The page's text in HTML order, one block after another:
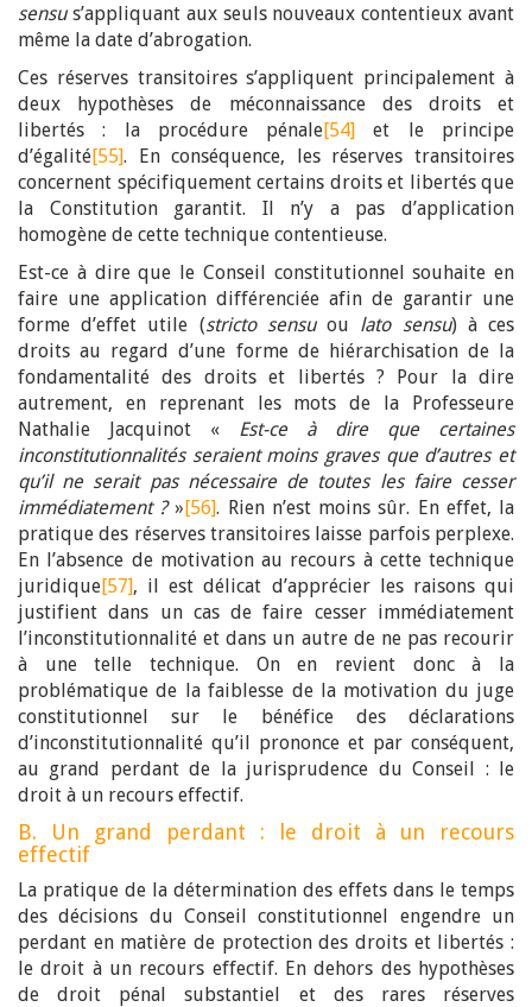
sensus’appliquant aux seuls nouveaux contentieux avant
même la date d’abrogation.
Ces réserves transitoires s’appliquent principalement à
deux hypothèses de méconnaissance des droits et
libertés : la procédure pénale[54] et le principe
d’égalité[55]. En conséquence, les réserves transitoires
concernent spécifiquement certains droits et libertés que
la Constitution garantit. Il n’y a pas d’application
homogène de cette technique contentieuse.
Est-ce à dire que le Conseil constitutionnel souhaite en
faire une application différenciée afin de garantir une
forme d’effet utile (stricto sensuou lato sensu) à ces
droits au regard d’une forme de hiérarchisation de la
fondamentalité des droits et libertés ? Pour la dire
autrement, en reprenant les mots de la Professeure
Nathalie Jacquinot « Est-ce à dire que certaines
inconstitutionnalités seraient moins graves que d’autres et
qu’il ne serait pas nécessaire de toutes les faire cesser
immédiatement ?»[56]. Rien n’est moins sûr. En effet, la
pratique des réserves transitoires laisse parfois perplexe.
En l’absence de motivation au recours à cette technique
juridique[57], il est délicat d’apprécier les raisons qui
justifient dans un cas de faire cesser immédiatement
l’inconstitutionnalité et dans un autre de ne pas recourir
à une telle technique. On en revient donc à la
problématique de la faiblesse de la motivation du juge
constitutionnel sur le bénéfice des déclarations
d’inconstitutionnalité qu’il prononce et par conséquent,
au grand perdant de la jurisprudence du Conseil : le
droit à un recours effectif.
B. Un grand perdant : le droit à un recours
effectif
La pratique de la détermination des effets dans le temps
des décisions du Conseil constitutionnel engendre un
perdant en matière de protection des droits et libertés :
le droit à un recours effectif. En dehors des hypothèses
de droit pénal substantiel et des rares réserves